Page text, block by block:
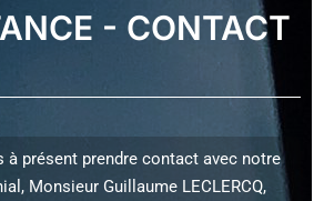
- CONTACT
à présent prendre contact avec notre
Monsieur Guillaume LECLERCQ,